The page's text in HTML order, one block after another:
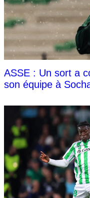
ASSE : Un sort a
son équipe à